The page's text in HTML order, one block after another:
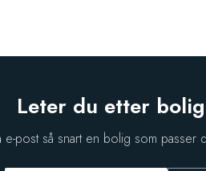
Leter du etter
e-post så snart en bolig som